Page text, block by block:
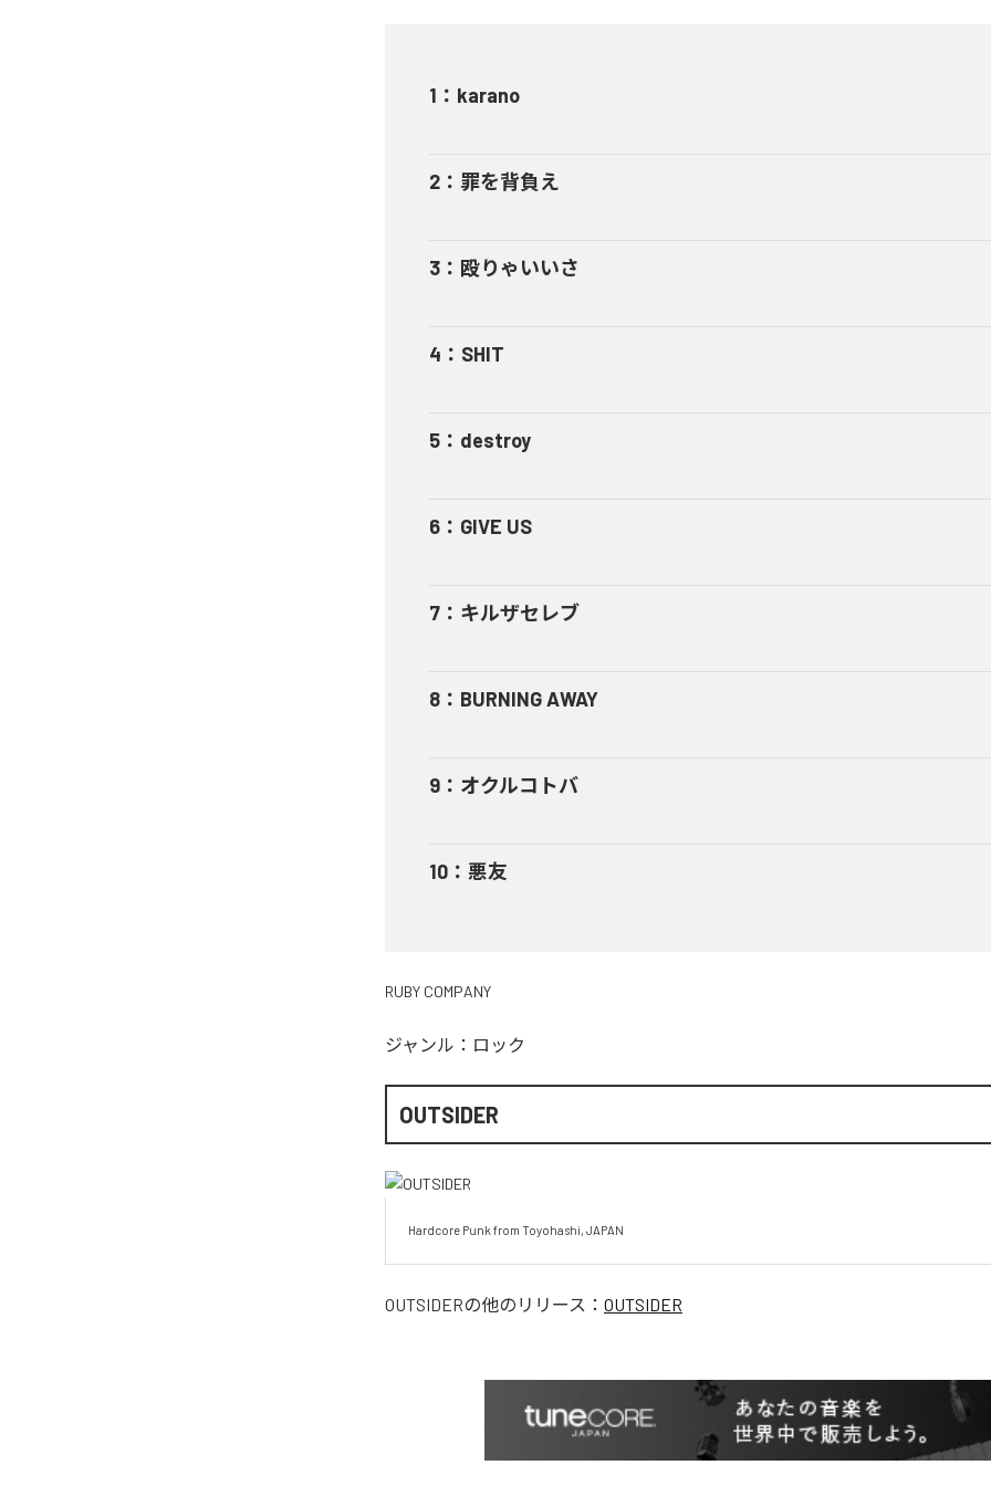
1 ： karano
2 ： 罪を背負え
3 ： 殴りゃいいさ
4 ： SHIT
5 ： destroy
6 ： GIVE US
7 ： キルザセレブ
8 ： BURNING AWAY
9 ： オクルコトバ
10 ： 悪友
RUBY COMPANY
ジャンル： ロック
OUTSIDER
Hardcore Punk from Toyohashi, JAPAN
OUTSIDERの他のリリース： OUTSIDER